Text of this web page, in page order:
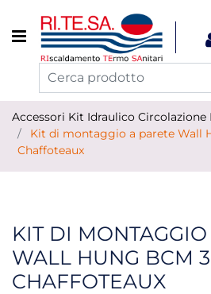
Open menu
Accessori Kit Idraulico Circolazione
Kit di montaggio a parete Wall
Chaffoteaux
KIT DI
WALL HUNG BCM
CHAFFOTEAUX